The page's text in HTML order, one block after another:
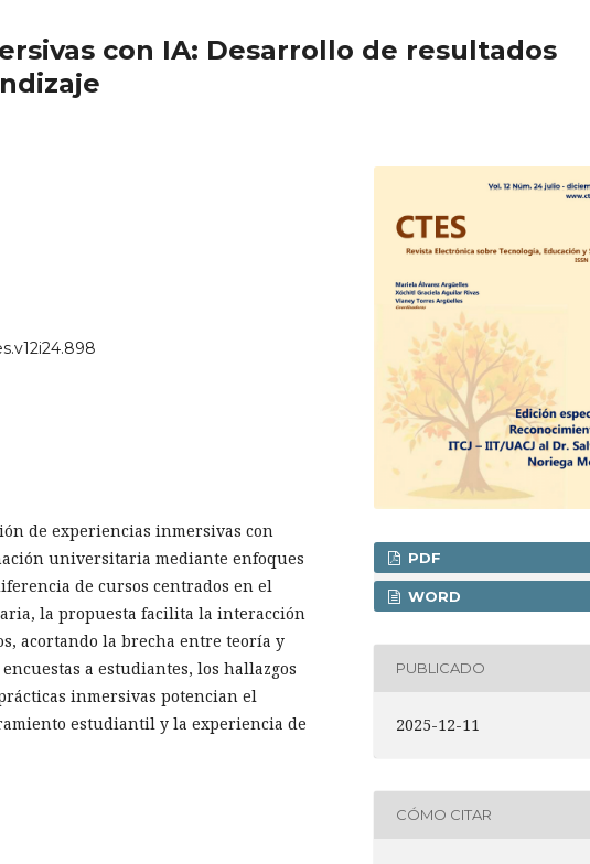
con IA: Desarrollo de resultados
de experiencias inmersivas con
universitaria mediante enfoques
de cursos centrados en el
la propuesta facilita la interacción
acortando la brecha entre teoría y
a estudiantes, los hallazgos
inmersivas potencian el
estudiantil y la experiencia de
PDF
WORD
PUBLICADO
2025-12-11
CÓMO CITAR